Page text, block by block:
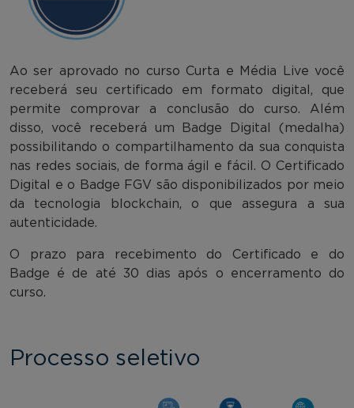
Ao ser aprovado no curso Curta e Média Live você
receberá seu certificado em formato digital, que
permite comprovar a conclusão do curso. Além
disso, você receberá um Badge Digital (medalha)
possibilitando o compartilhamento da sua conquista
nas redes sociais, de forma ágil e fácil. O Certificado
Digital e o Badge FGV são disponibilizados por meio
da tecnologia blockchain, o que assegura a sua
autenticidade.
O prazo para recebimento do Certificado e do
Badge é de até 30 dias após o encerramento do
curso.
Processo seletivo